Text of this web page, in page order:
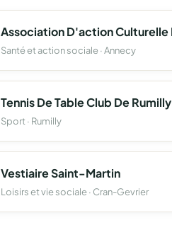
Santé et action sociale · Annecy
Tennis De Table Club De Rumilly
Sport · Rumilly
Vestiaire Saint-Martin
Loisirs et vie sociale · Cran-Gevrier